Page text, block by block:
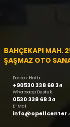
BAHÇEKAPI MAH.
ŞAŞMAZ OTO
Destek Hattı
+90530 338 68 34
Whatsapp Destek
0530 338 68 34
E-Mail